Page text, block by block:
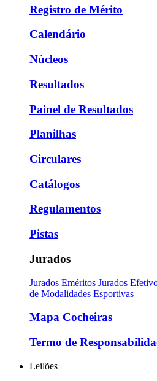
Registro de Mérito
Calendário
Núcleos
Resultados
Painel de Resultados
Planilhas
Circulares
Catálogos
Regulamentos
Pistas
Jurados
Jurados Eméritos Jurados
de Modalidades Esportivas
Mapa Cocheiras
Termo de
Leilões